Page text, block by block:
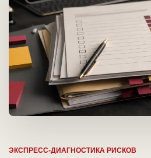
ЭКСПРЕСС-ДИАГНОСТИКА РИСКОВ